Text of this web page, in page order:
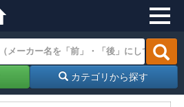
カテゴリから探す